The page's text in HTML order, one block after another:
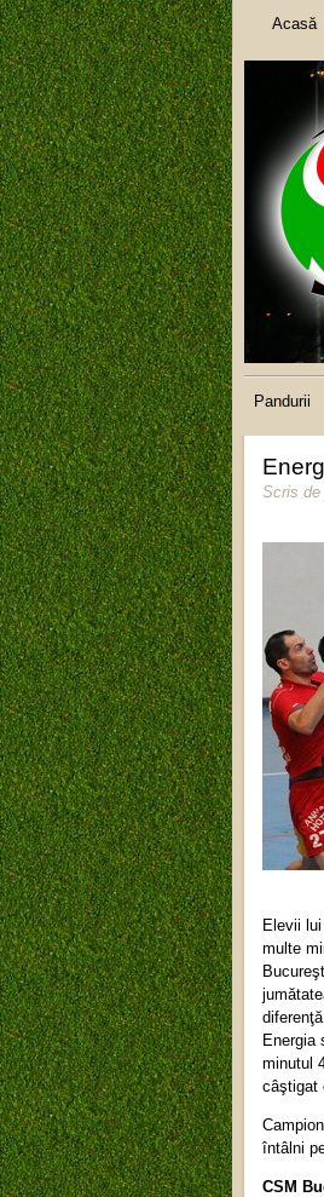
Acasă
Pandurii
Scris de
Elevii
multe
Energia
minutul
câştigat
întâlni
CSM